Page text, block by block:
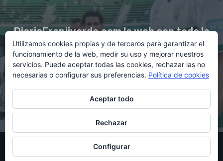
DiarioFranjiverde.com la web con toda la
información del Elche C.F.
Contacto en:diario@franjiverde.com
© Copyright 2021 - Gestión y diseño por Rubén Maestre
Política de cookies Política de privacidad
Utilizamos cookies propias y de terceros para garantizar el
funcionamiento de la web, medir su uso y mejorar nuestros
servicios. Puede aceptar todas las cookies, rechazar las no
necesarias o configurar sus preferencias. Política de cookies
Aceptar todo
Rechazar
Configurar